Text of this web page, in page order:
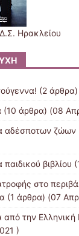
Ηρακλείου
(2
(10 άρθρα) (08
αδέσποτων ζώων
βιβλίου
στο
(1 άρθρα) (07
από την
)